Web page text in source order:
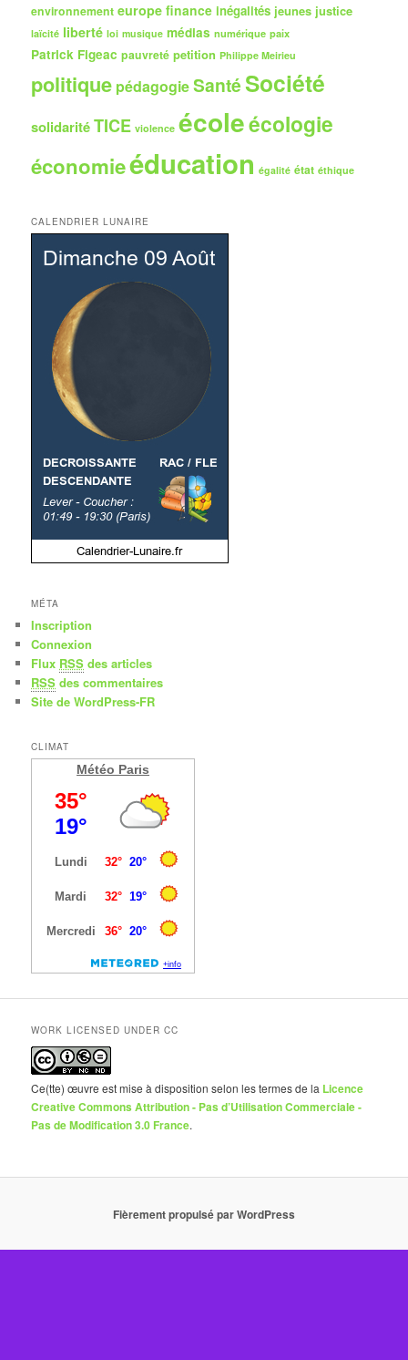
environnement europe finance inégalités jeunes justice
laïcité liberté loi musique médias numérique paix
Patrick Figeac pauvreté petition Philippe Meirieu
politique pédagogieSantéSociété
solidaritéTICE violence écoleécologie
économieéducation égalité état éthique
CALENDRIER LUNAIRE
MÉTA
Inscription
Connexion
Flux RSS des articles
RSS des commentaires
Site de WordPress-FR
CLIMAT
Météo Paris
WORK LICENSED UNDER CC
Ce(tte) œuvre est mise à disposition selon les termes de la Licence
Creative Commons Attribution - Pas d’Utilisation Commerciale -
Pas de Modification 3.0 France.
Fièrement propulsé par WordPress